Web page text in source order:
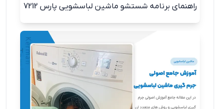
راهنمای برنامه شستشو ماشین لباسشویی پارس 7212